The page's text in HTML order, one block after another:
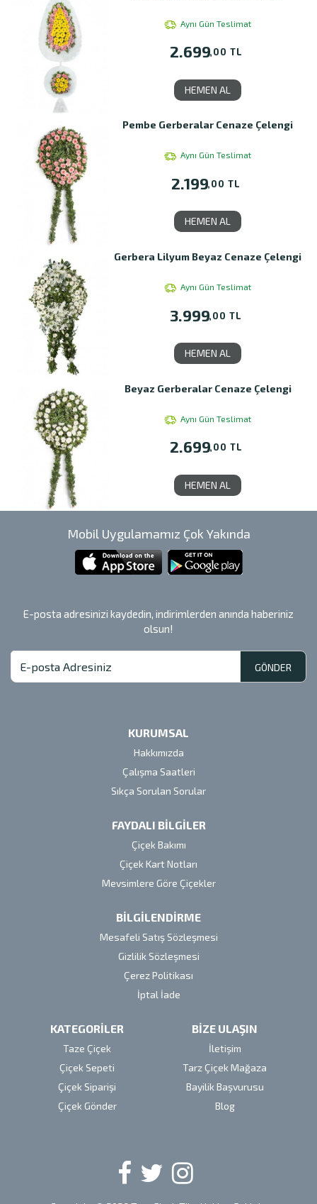
Aynı Gün Teslimat
2.699,00 TL
HEMEN AL
Pembe Gerberalar Cenaze Çelengi
Aynı Gün Teslimat
2.199,00 TL
HEMEN AL
Gerbera Lilyum Beyaz Cenaze Çelengi
Aynı Gün Teslimat
3.999,00 TL
HEMEN AL
Beyaz Gerberalar Cenaze Çelengi
Aynı Gün Teslimat
2.699,00 TL
HEMEN AL
Mobil Uygulamamız Çok Yakında
E-posta adresinizi kaydedin, indirimlerden anında haberiniz
olsun!
GÖNDER
KURUMSAL
Hakkımızda
Çalışma Saatleri
Sıkça Sorulan Sorular
FAYDALI BİLGİLER
Çiçek Bakımı
Çiçek Kart Notları
Mevsimlere Göre Çiçekler
BİLGİLENDİRME
Mesafeli Satış Sözleşmesi
Gizlilik Sözleşmesi
Çerez Politikası
İptal İade
KATEGORİLER
Taze Çiçek
Çiçek Sepeti
Çiçek Siparişi
Çiçek Gönder
BİZE ULAŞIN
İletişim
Tarz Çiçek Mağaza
Bayilik Başvurusu
Blog